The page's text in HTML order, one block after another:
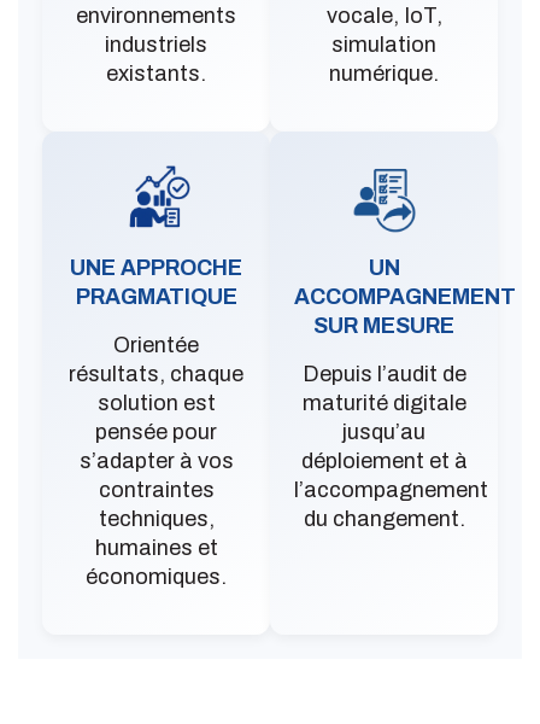
environnements
industriels
existants.
vocale, IoT,
simulation
numérique.
UNE APPROCHE
PRAGMATIQUE
Orientée
résultats, chaque
solution est
pensée pour
s’adapter à vos
contraintes
techniques,
humaines et
économiques.
UN
ACCOMPAGNEMENT
SUR MESURE
Depuis l’audit de
maturité digitale
jusqu’au
déploiement et à
l’accompagnement
du changement.